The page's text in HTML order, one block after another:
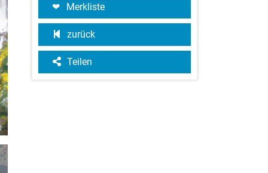
Merkliste
zurück
Teilen